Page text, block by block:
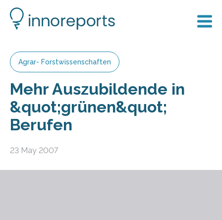
Agrar- Forstwissenschaften
Mehr Auszubildende in
&quot;grünen&quot;
Berufen
23 May 2007